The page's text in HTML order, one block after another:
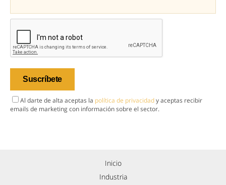
Al darte de alta aceptas la política de privacidady aceptas recibir
emails de marketing con información sobre el sector.
Inicio
Industria